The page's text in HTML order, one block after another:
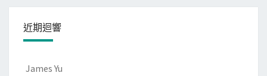
近期迴響
James Yu